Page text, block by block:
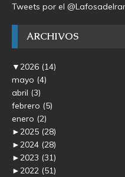
Tweets por el
ARCHIVOS
▼2026 (14)
mayo (4)
abril (3)
febrero (5)
enero (2)
►2025 (28)
►2024 (28)
►2023 (31)
►2022 (51)